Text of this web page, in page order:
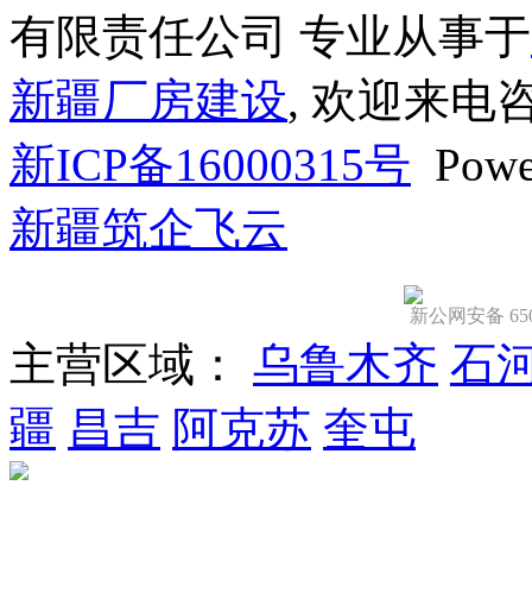
有限责任公司 专业从事于
新疆厂房建设, 欢迎来电
新ICP备16000315号
新疆筑企飞云
新公网安备
主营区域： 乌鲁木齐 石
疆 昌吉 阿克苏 奎屯